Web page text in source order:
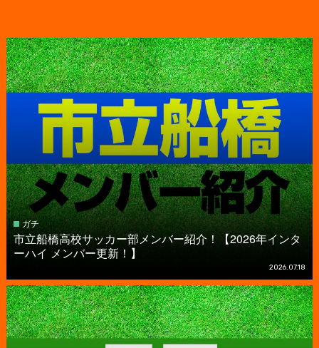
ガチ
市立船橋高校サッカー部メンバー紹介！【2026年インタ
ーハイ メンバー更新！】
2026.07.18